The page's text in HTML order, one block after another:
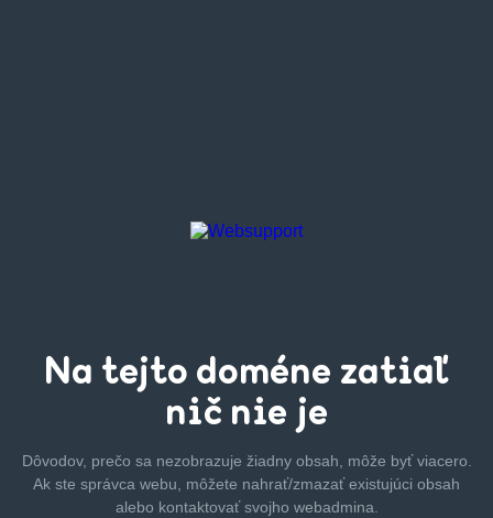
Na tejto doméne zatiaľ
nič nie je
Dôvodov, prečo sa nezobrazuje žiadny obsah, môže byťviacero.
Ak ste správca webu, môžete nahrať/zmazaťexistujúci obsah
alebo kontaktovať svojho webadmina.